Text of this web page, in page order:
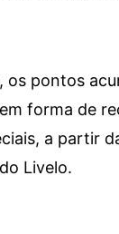
os pontos
forma de
a partir
Livelo.